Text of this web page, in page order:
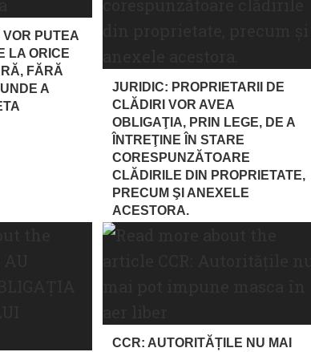
PUTEA
LA ORICE
FĂRĂ
A
JURIDIC: PROPRIETARII DE
CLĂDIRI VOR AVEA
OBLIGAŢIA, PRIN LEGE, DE A
ÎNTREŢINE ÎN STARE
CORESPUNZĂTOARE
CLĂDIRILE DIN PROPRIETATE,
PRECUM ŞI ANEXELE
ACESTORA.
CCR: AUTORITĂȚILE NU MAI